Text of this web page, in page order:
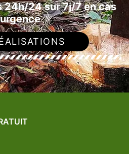
24h/24 sur 7j/7 en cas